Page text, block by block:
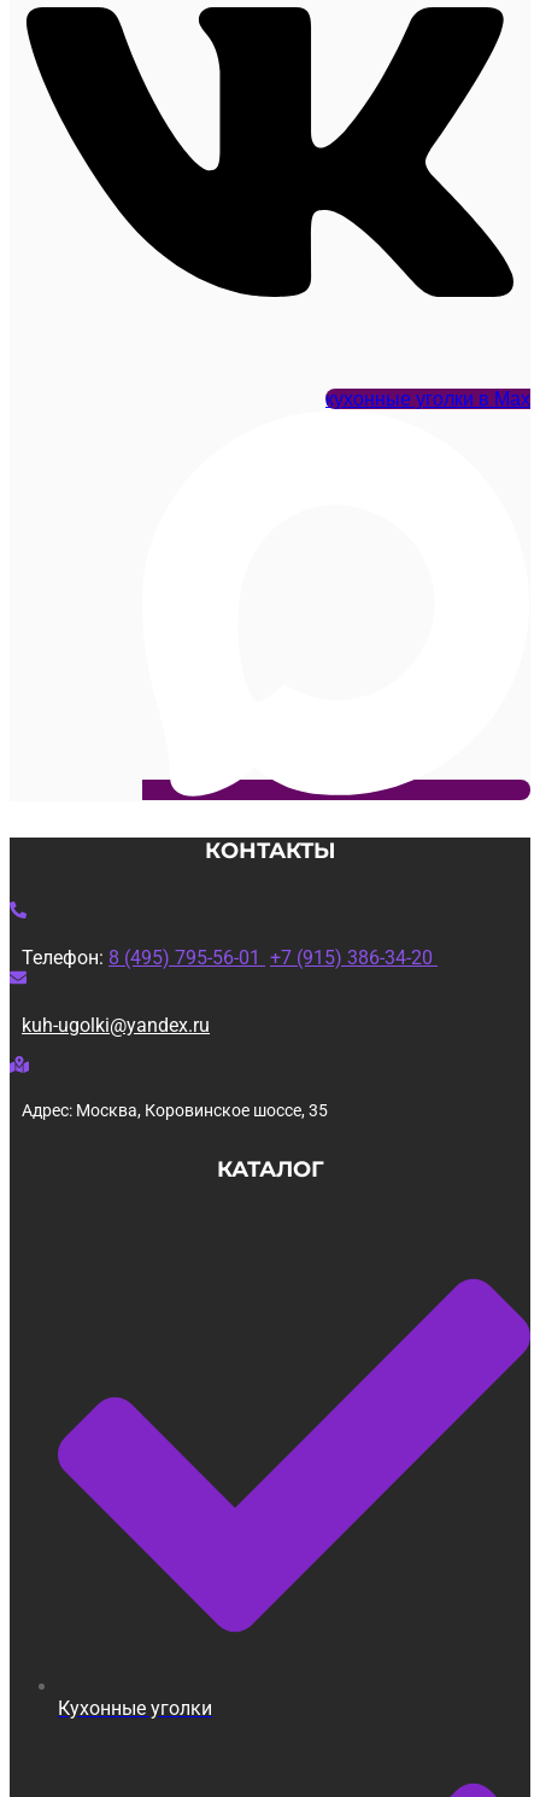
кухонные уголки в Max
КОНТАКТЫ
Телефон: 8 (495) 795-56-01 +7 (915) 386-34-20
kuh-ugolki@yandex.ru
Адрес: Москва, Коровинское шоссе, 35
КАТАЛОГ
Кухонные уголки